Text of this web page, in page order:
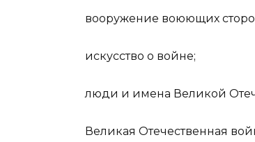
вооружение воюющих
искусство о войне;
люди и имена Великой
Великая Отечественная